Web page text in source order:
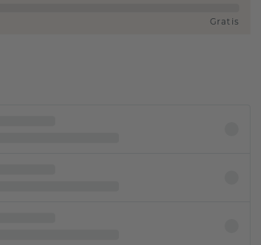
Gratis